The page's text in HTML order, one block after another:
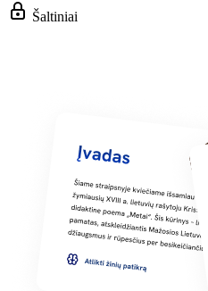
Šaltiniai